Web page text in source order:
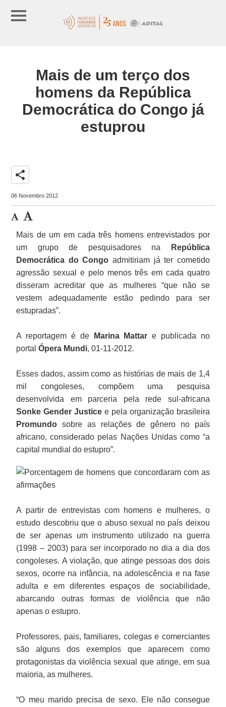
Mais de um terço dos
homens da República
Democrática do Congo já
estuprou
share
06 Novembro 2012
Mais de um em cada três homens entrevistados por
um grupo de pesquisadores na República
Democrática do Congo admitiriam já ter cometido
agressão sexual e pelo menos três em cada quatro
disseram acreditar que as mulheres “que não se
vestem adequadamente estão pedindo para ser
estupradas”.
A reportagem é de Marina Mattar e publicada no
portalÓpera Mundi, 01-11-2012.
Esses dados, assim como as histórias de mais de 1,4
mil congoleses, compõem uma pesquisa
desenvolvida em parceria pela rede sul-africana
Sonke Gender Justice e pela organização brasileira
Promundo sobre as relações de gênero no país
africano, considerado pelas Nações Unidas como “a
capital mundial do estupro”.
A partir de entrevistas com homens e mulheres, o
estudo descobriu que o abuso sexual no país deixou
de ser apenas um instrumento utilizado na guerra
(1998 – 2003) para ser incorporado no dia a dia dos
congoleses. A violação, que atinge pessoas dos dois
sexos, ocorre na infância, na adolescência e na fase
adulta e em diferentes espaços de sociabilidade,
abarcando outras formas de violência que não
apenas o estupro.
Professores, pais, familiares, colegas e comerciantes
são alguns dos exemplos que aparecem como
protagonistas da violência sexual que atinge, em sua
maioria, as mulheres.
“O meu marido precisa de sexo. Ele não consegue